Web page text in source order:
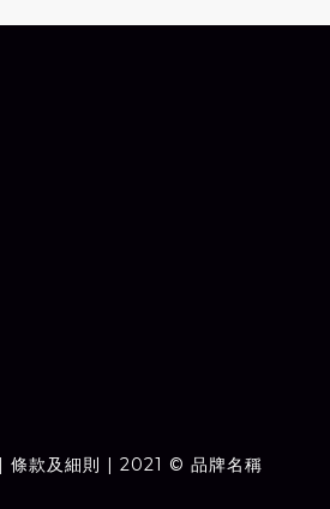
| 條款及細則 | 2021 © 品牌名稱